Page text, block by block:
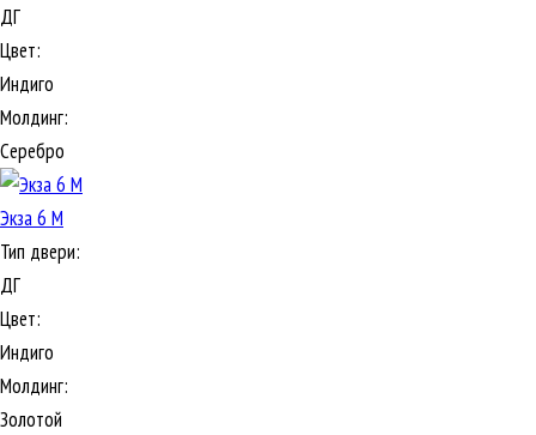
ДГ
Цвет:
Индиго
Молдинг:
Серебро
Экза 6 М
Тип двери:
ДГ
Цвет:
Индиго
Молдинг:
Золотой